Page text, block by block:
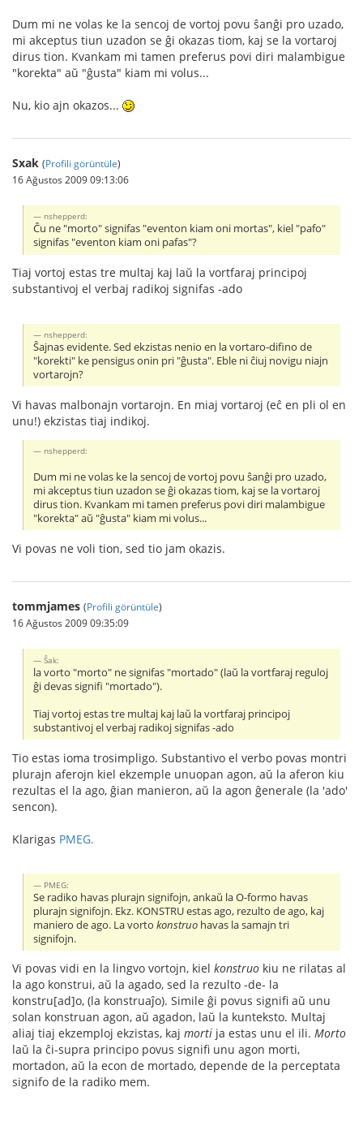
Dum mi ne volas ke la sencoj de vortoj povu ŝanĝi pro uzado,
mi akceptus tiun uzadon se ĝi okazas tiom, kaj se la vortaroj
dirus tion. Kvankam mi tamen preferus povi diri malambigue
"korekta" aŭ "ĝusta" kiam mi volus...
Nu, kio ajn okazos...
Sxak (Profili görüntüle)
16 Ağustos 2009 09:13:06
nshepperd:
Ĉu ne "morto" signifas "eventon kiam oni mortas", kiel "pafo"
signifas "eventon kiam oni pafas"?
Tiaj vortoj estas tre multaj kaj laŭ la vortfaraj principoj
substantivoj el verbaj radikoj signifas -ado
nshepperd:
Ŝajnas evidente. Sed ekzistas nenio en la vortaro-difino de
"korekti" ke pensigus onin pri "ĝusta". Eble ni ĉiuj novigu niajn
vortarojn?
Vi havas malbonajn vortarojn. En miaj vortaroj (eĉ en pli ol en
unu!) ekzistas tiaj indikoj.
nshepperd:
Dum mi ne volas ke la sencoj de vortoj povu ŝanĝi pro uzado,
mi akceptus tiun uzadon se ĝi okazas tiom, kaj se la vortaroj
dirus tion. Kvankam mi tamen preferus povi diri malambigue
"korekta" aŭ "ĝusta" kiam mi volus...
Vi povas ne voli tion, sed tio jam okazis.
tommjames (Profili görüntüle)
16 Ağustos 2009 09:35:09
Ŝak:
la vorto "morto" ne signifas "mortado" (laŭ la vortfaraj reguloj
ĝi devas signifi "mortado").
Tiaj vortoj estas tre multaj kaj laŭ la vortfaraj principoj
substantivoj el verbaj radikoj signifas -ado
Tio estas ioma trosimpligo. Substantivo el verbo povas montri
plurajn aferojn kiel ekzemple unuopan agon, aŭ la aferon kiu
rezultas el la ago, ĝian manieron, aŭ la agon ĝenerale (la 'ado'
sencon).
Klarigas PMEG.
PMEG:
Se radiko havas plurajn signifojn, ankaŭ la O-formo havas
plurajn signifojn. Ekz. KONSTRU estas ago, rezulto de ago, kaj
maniero de ago. La vortokonstruo havas la samajn tri
signifojn.
Vi povas vidi en la lingvo vortojn, kiel konstruo kiu ne rilatas al
la ago konstrui, aŭ la agado, sed la rezulto -de- la
konstru[ad]o, (la konstruaĵo). Simile ĝi povus signifi aŭ unu
solan konstruan agon, aŭ agadon, laŭ la kunteksto. Multaj
aliaj tiaj ekzemploj ekzistas, kaj morti ja estas unu el ili. Morto
laŭ la ĉi-supra principo povus signifi unu agon morti,
mortadon, aŭ la econ de mortado, depende de la perceptata
signifo de la radiko mem.